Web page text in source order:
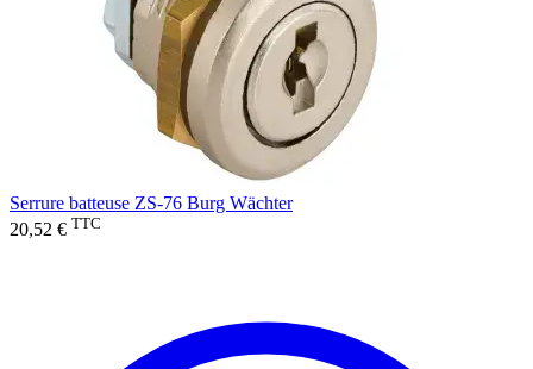
Serrure batteuse ZS-76 Burg Wächter
20,52 € TTC